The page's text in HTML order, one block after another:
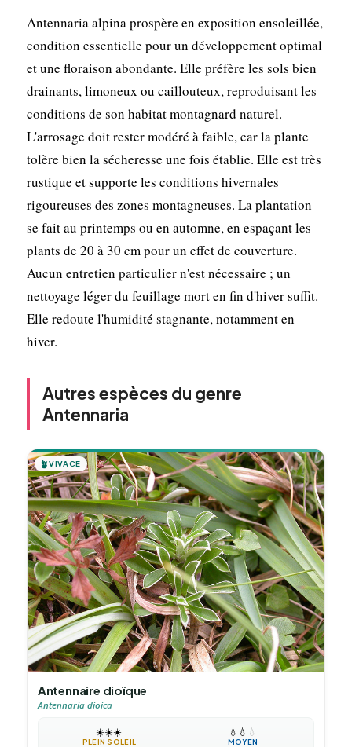
Antennaria alpina prospère en exposition ensoleillée,
condition essentielle pour un développement optimal
et une floraison abondante. Elle préfère les sols bien
drainants, limoneux ou caillouteux, reproduisant les
conditions de son habitat montagnard naturel.
L'arrosage doit rester modéré à faible, car la plante
tolère bien la sécheresse une fois établie. Elle est très
rustique et supporte les conditions hivernales
rigoureuses des zones montagneuses. La plantation
se fait au printemps ou en automne, en espaçant les
plants de 20 à 30 cm pour un effet de couverture.
Aucun entretien particulier n'est nécessaire ; un
nettoyage léger du feuillage mort en fin d'hiver suffit.
Elle redoute l'humidité stagnante, notamment en
hiver.
Autres espèces du genre
Antennaria
🪴VIVACE
Antennaire dioïque
Antennaria dioica
☀️☀️☀️
PLEIN SOLEIL
💧 💧 💧
MOYEN